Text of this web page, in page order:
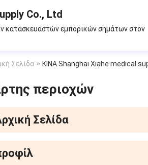
Co., Ltd
κατασκευαστών εμπορικών σημάτων στον
Σελίδα ΚΙΝΑ Shanghai Xiahe medical
περιοχών
Σελίδα